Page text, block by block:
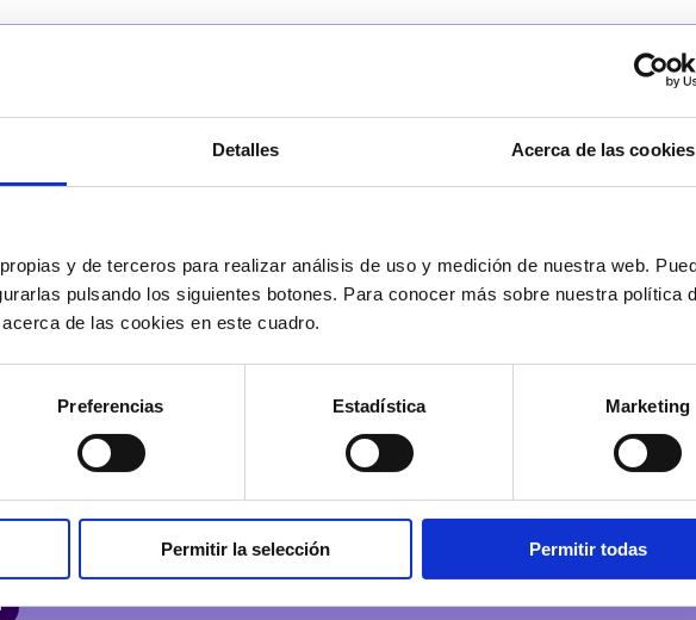
Detalles Acerca de las cookies
y de terceros para realizar análisis de uso y medición de nuestra web.
pulsando los siguientes botones. Para conocer más sobre nuestra política
de las cookies en este cuadro.
Preferencias Estadística Marketing
Permitir la selección Permitir todas
Y
e identifica
tanto en
te envía toda la
recuerdas algo,
a Shomi. ¿Cuándo
debo llevar a